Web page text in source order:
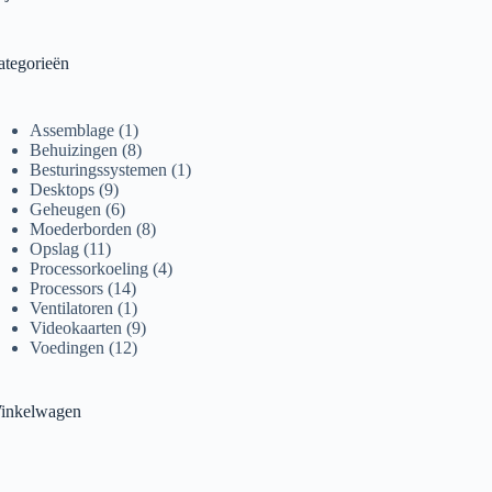
Assemblage 11
product
Behuizingen 88
producten
Besturingssystemen 11
Desktops 99
producten
Geheugen 66
producten
Moederborden 88
Opslag 1111
producten
Processorkoeling 44
Processors 1414
producten
Ventilatoren 11
product
Videokaarten 99
Voedingen 1212